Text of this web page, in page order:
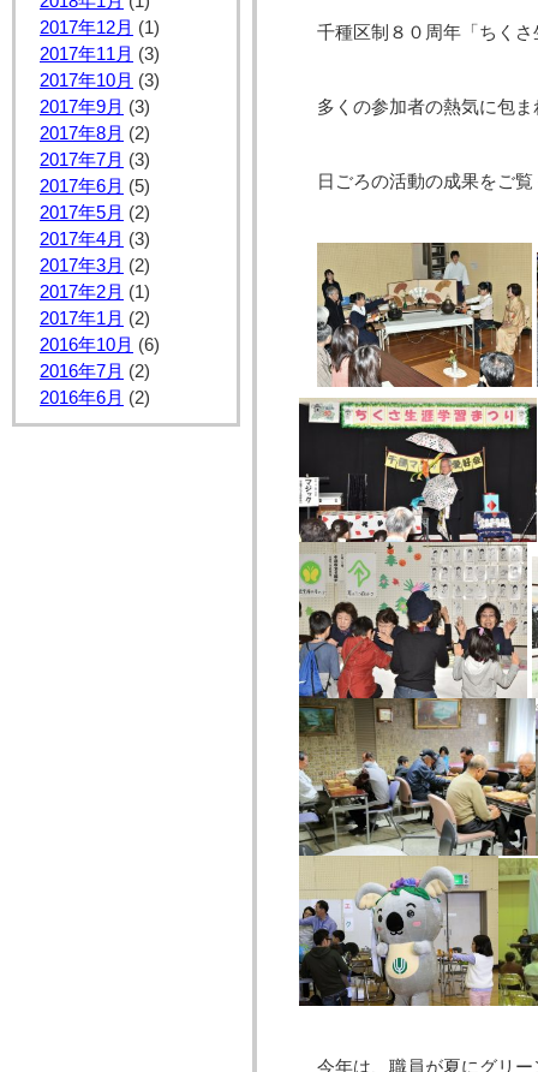
2017年12月 (1)
2017年11月 (3)
2017年10月 (3)
2017年9月 (3)
2017年8月 (2)
2017年7月 (3)
2017年6月 (5)
2017年5月 (2)
2017年4月 (3)
2017年3月 (2)
2017年2月 (1)
2017年1月 (2)
2016年10月 (6)
2016年7月 (2)
2016年6月 (2)
千種区制８０周年「ちく
多くの参加者の熱気に包
日ごろの活動の成果をご
今年は、職員が夏にグリ